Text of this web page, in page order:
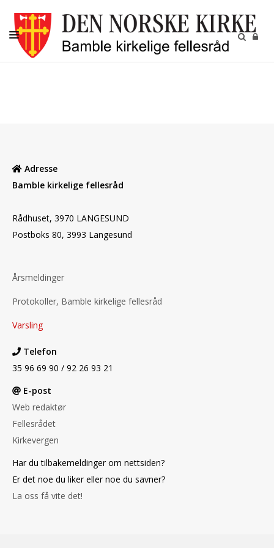
DIAKONI
KONTAKT
OM OSS
Adresse
Bamble kirkelige fellesråd
Rådhuset, 3970 LANGESUND
Postboks 80, 3993 Langesund
Årsmeldinger
Protokoller, Bamble kirkelige fellesråd
Varsling
Telefon
35 96 69 90 / 92 26 93 21
E-post
Web redaktør
Fellesrådet
Kirkevergen
Har du tilbakemeldinger om nettsiden?
Er det noe du liker eller noe du savner?
La oss få vite det!